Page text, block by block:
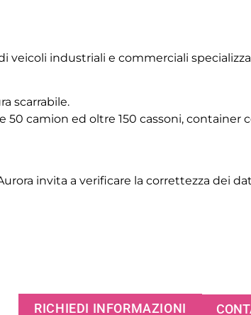
veicoli industriali e commerciali
scarrabile.
camion ed oltre 150 cassoni, container
invita a verificare la correttezza dei
RICHIEDI INFORMAZIONI